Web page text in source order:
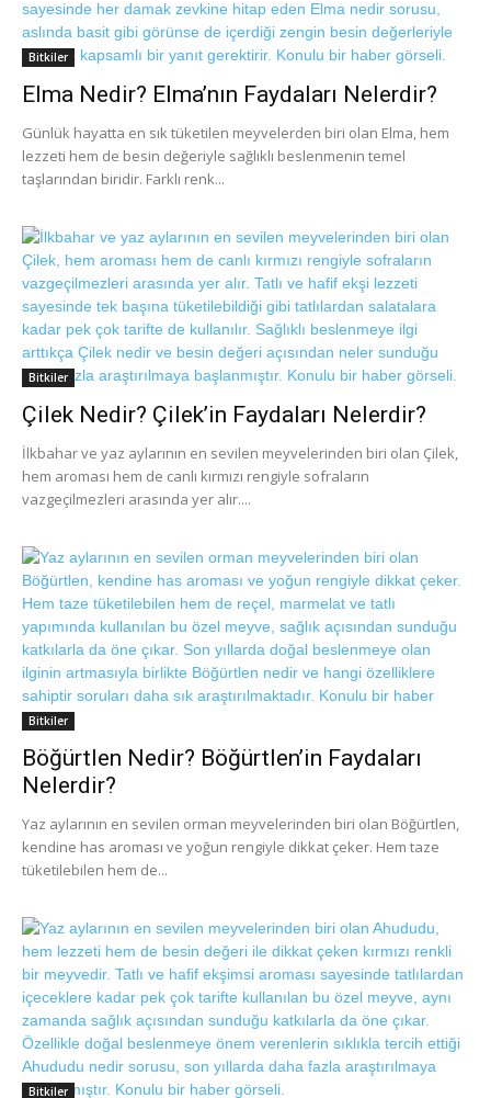
Bitkiler
Elma Nedir? Elma’nın Faydaları Nelerdir?
Günlük hayatta en sık tüketilen meyvelerden biri olan Elma, hem
lezzeti hem de besin değeriyle sağlıklı beslenmenin temel
taşlarından biridir. Farklı renk...
Bitkiler
Çilek Nedir? Çilek’in Faydaları Nelerdir?
İlkbahar ve yaz aylarının en sevilen meyvelerinden biri olan Çilek,
hem aroması hem de canlı kırmızı rengiyle sofraların
vazgeçilmezleri arasında yer alır....
Bitkiler
Böğürtlen Nedir? Böğürtlen’in Faydaları
Nelerdir?
Yaz aylarının en sevilen orman meyvelerinden biri olan Böğürtlen,
kendine has aroması ve yoğun rengiyle dikkat çeker. Hem taze
tüketilebilen hem de...
Bitkiler